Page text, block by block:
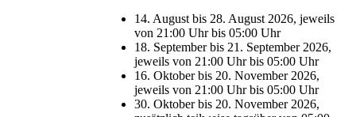
14. August bis 28. August 2026, jeweils
von 21:00 Uhr bis 05:00 Uhr
18. September bis 21. September 2026,
jeweils von 21:00 Uhr bis 05:00 Uhr
16. Oktober bis 20. November 2026,
jeweils von 21:00 Uhr bis 05:00 Uhr
30. Oktober bis 20. November 2026,